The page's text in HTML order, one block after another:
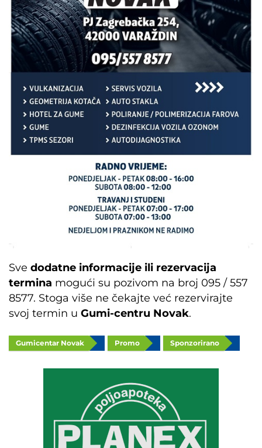
Sve dodatne informacije ili rezervacija
termina mogući su pozivom na broj 095 / 557
8577. Stoga više ne čekajte već rezervirajte
svoj termin u Gumi-centru Novak.
Gumicentar Novak Promo Sponzorirano